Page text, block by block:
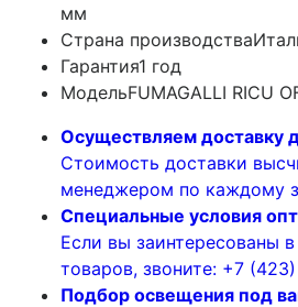
мм
Страна производства
Гарантия1 год
МодельFUMAGALLI RICU
Осуществляем доставку
Стоимость доставки
менеджером по каждому
Специальные условия
Если вы заинтересованы
товаров, звоните: +7
Подбор освещения под